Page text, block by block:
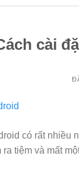
cài
có rất nhiều
tiệm và mất